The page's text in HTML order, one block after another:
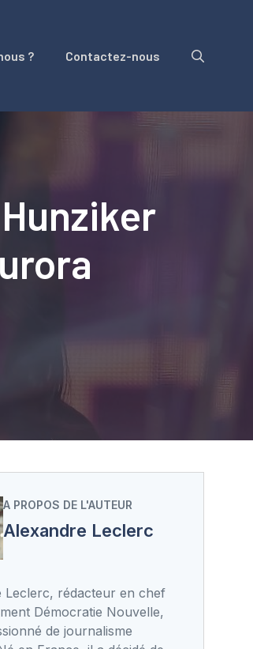
? Contactez-nous
A PROPOS DE L'AUTEUR
Alexandre Leclerc
Leclerc, rédacteur en chef
Démocratie Nouvelle,
de journalisme